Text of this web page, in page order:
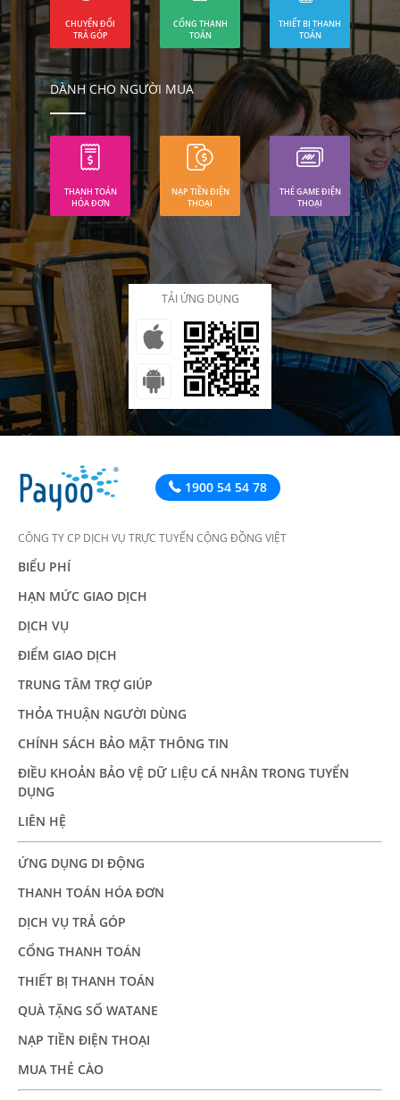
CHUYỂN ĐỔI
TRẢ GÓP
CỔNG THANH
TOÁN
THIẾT BỊ THANH
TOÁN
DÀNH CHO NGƯỜI MUA
THANH TOÁN
HÓA ĐƠN
NẠP TIỀN ĐIỆN
THOẠI
THẺ GAME ĐIỆN
THOẠI
TẢI ỨNG DỤNG
1900 54 54 78
CÔNG TY CP DỊCH VỤ TRỰC TUYẾN CỘNG ĐỒNG VIỆT
BIỂU PHÍ
HẠN MỨC GIAO DỊCH
DỊCH VỤ
ĐIỂM GIAO DỊCH
TRUNG TÂM TRỢ GIÚP
THỎA THUẬN NGƯỜI DÙNG
CHÍNH SÁCH BẢO MẬT THÔNG TIN
ĐIỀU KHOẢN BẢO VỆ DỮ LIỆU CÁ NHÂN TRONG TUYỂN
DỤNG
LIÊN HỆ
ỨNG DỤNG DI ĐỘNG
THANH TOÁN HÓA ĐƠN
DỊCH VỤ TRẢ GÓP
CỔNG THANH TOÁN
THIẾT BỊ THANH TOÁN
QUÀ TẶNG SỐ WATANE
NẠP TIỀN ĐIỆN THOẠI
MUA THẺ CÀO